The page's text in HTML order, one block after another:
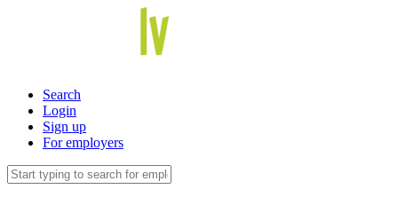
Search
Login
Sign up
For employers